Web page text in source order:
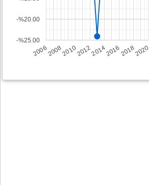
20062008201020122014201620182020
-%25.00
-%20.00